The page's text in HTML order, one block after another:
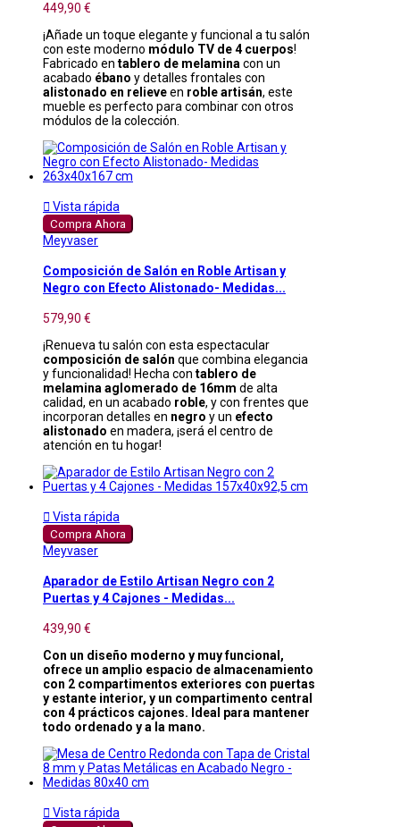
449,90 €
¡Añade un toque elegante y funcional a tu salón
con este moderno módulo TV de 4 cuerpos!
Fabricado en tablero de melamina con un
acabado ébano y detalles frontales con
alistonado en relieveen roble artisán, este
mueble es perfecto para combinar con otros
módulos de la colección.
 Vista rápida
Compra Ahora
Meyvaser
Composición de Salón en Roble Artisan y
Negro con Efecto Alistonado- Medidas...
579,90 €
¡Renueva tu salón con esta espectacular
composición de salón que combina elegancia
y funcionalidad! Hecha con tablero de
melamina aglomerado de 16mm de alta
calidad, en un acabado roble, y con frentes que
incorporan detalles en negro y un efecto
alistonado en madera, ¡será el centro de
atención en tu hogar!
 Vista rápida
Compra Ahora
Meyvaser
Aparador de Estilo Artisan Negro con 2
Puertas y 4 Cajones - Medidas...
439,90 €
Con un diseño moderno y muy funcional,
ofrece un amplio espacio de almacenamiento
con 2 compartimentos exteriores con puertas
y estante interior, y un compartimento central
con 4 prácticos cajones. Ideal para mantener
todo ordenado y a la mano.
 Vista rápida